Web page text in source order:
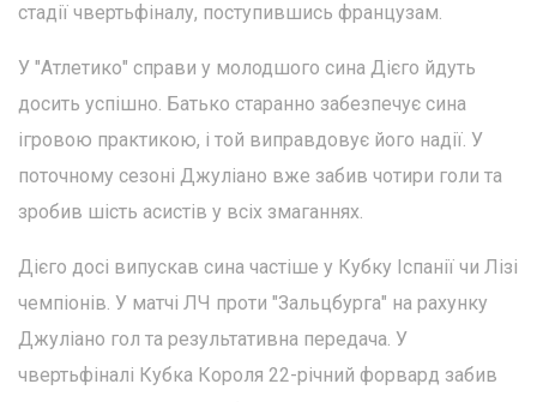
стадії чвертьфіналу, поступившись французам.
У "Атлетико" справи у молодшого сина Дієго йдуть
досить успішно. Батько старанно забезпечує сина
ігровою практикою, і той виправдовує його надії. У
поточному сезоні Джуліано вже забив чотири голи та
зробив шість асистів у всіх змаганнях.
Дієго досі випускав сина частіше у Кубку Іспанії чи Лізі
чемпіонів. У матчі ЛЧ проти "Зальцбурга" на рахунку
Джуліано гол та результативна передача. У
чвертьфіналі Кубка Короля 22-річний форвард забив